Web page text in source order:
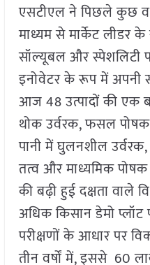
एसटीएल ने पिछले कुछ
माध्यम से मार्केट लीडर
सॉल्यूबल और स्पेशलिटी
इनोवेटर के रूप में अपनी
आज 48 उत्पादों की एक
थोक उर्वरक, फसल
पानी में घुलनशील
तत्व और माध्यमिक
की बढ़ी हुई दक्षता वाले
अधिक किसान डेमो
परीक्षणों के आधार पर
तीन वर्षों में, इससे 60